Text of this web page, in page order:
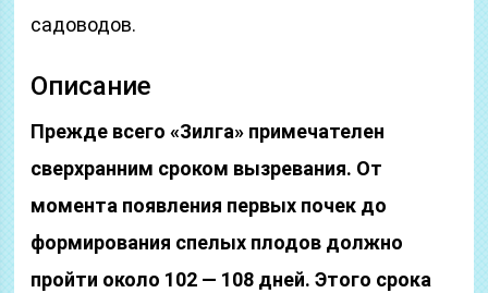
садоводов.
Описание
Прежде всего «Зилга» примечателен
сверхранним сроком вызревания. От
момента появления первых почек до
формирования спелых плодов должно
пройти около 102 — 108 дней. Этого срока